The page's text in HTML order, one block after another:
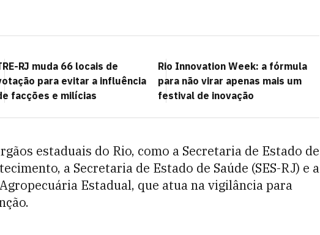
RJ muda 66 locais de
para evitar a influência
facções e milícias
Rio Innovation Week: a fórmula
para não virar apenas mais um
festival de inovação
estaduais do Rio, como a Secretaria de Estado de
a Secretaria de Estado de Saúde (SES-RJ) e a
Estadual, que atua na vigilância para